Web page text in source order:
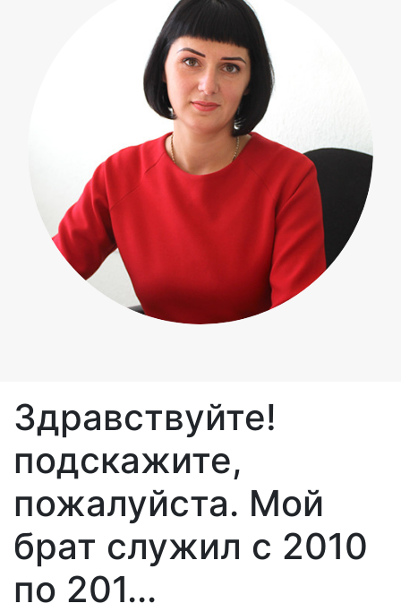
Здравствуйте!
подскажите,
пожалуйста. Мой
брат служил с 2010
по 201...